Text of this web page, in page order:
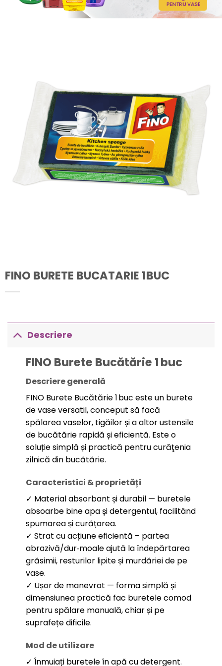
FINO BURETE BUCATARIE 1BUC
Descriere
FINO Burete Bucătărie 1 buc
Descriere generală
FINO Burete Bucătărie 1 buc este un burete
de vase versatil, conceput să facă
spălarea vaselor, tigăilor și a altor ustensile
de bucătărie rapidă și eficientă. Este o
soluție simplă și practică pentru curăţenia
zilnică din bucătărie.
Caracteristici & proprietăți
✓ Material absorbant și durabil — buretele
absoarbe bine apa și detergentul, facilitând
spumarea și curățarea.
✓ Strat cu acțiune eficientă – partea
abrazivă/dur‑moale ajută la îndepărtarea
grăsimii, resturilor lipite și murdăriei de pe
vase.
✓ Ușor de manevrat — forma simplă și
dimensiunea practică fac buretele comod
pentru spălare manuală, chiar și pe
suprafețe dificile.
Mod de utilizare
✓ Înmuiați buretele în apă cu detergent.